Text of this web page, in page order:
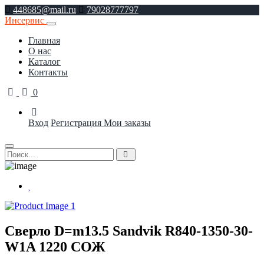
448685@mail.ru
79028777797
Инсервис
Главная
О нас
Каталог
Контакты
0
Вход Регистрация Мои заказы
Сверло D=m13.5 Sandvik R840-1350-30-
W1A 1220 СОЖ